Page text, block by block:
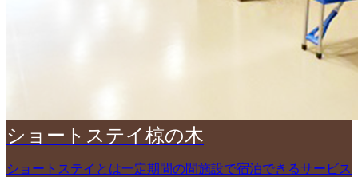
ショートステイ椋の木
ショートステイとは一定期間の間施設で宿泊できるサービス